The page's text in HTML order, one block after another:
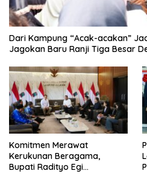
Dari Kampung “Acak-acakan”
Jagokan Baru Ranji Tiga Besar
Komitmen Merawat
Kerukunan Beragama,
Bupati Radityo Egi